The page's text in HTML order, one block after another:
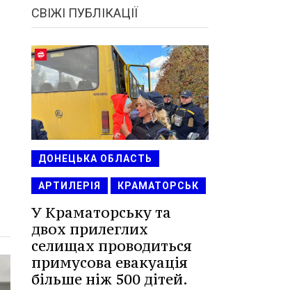
СВІЖІ ПУБЛІКАЦІЇ
ДОНЕЦЬКА ОБЛАСТЬ
АРТИЛЕРІЯ КРАМАТОРСЬК
У Краматорську та
двох прилеглих
селищах проводиться
примусова евакуація
більше ніж 500 дітей.